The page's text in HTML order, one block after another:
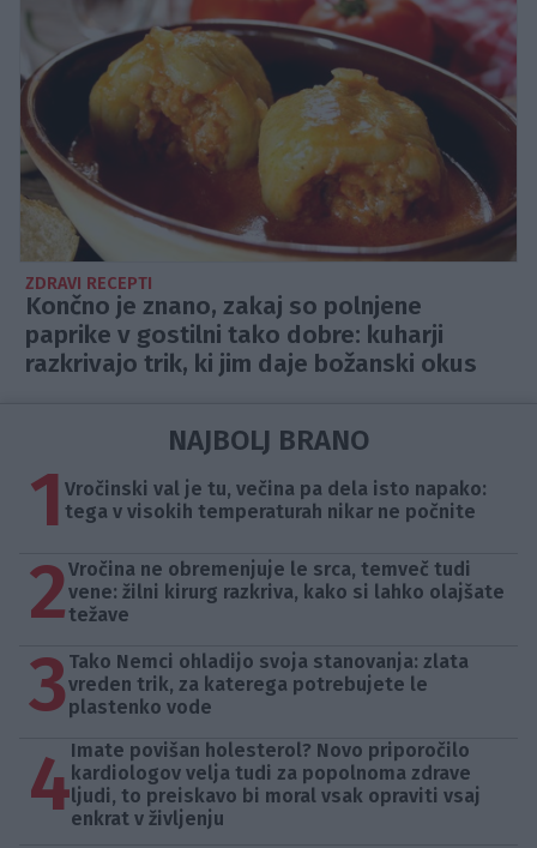
ZDRAVI RECEPTI
Končno je znano, zakaj so polnjene
paprike v gostilni tako dobre: kuharji
razkrivajo trik, ki jim daje božanski okus
NAJBOLJ BRANO
1 Vročinski val je tu, večina pa dela isto napako:
tega v visokih temperaturah nikar ne počnite
2Vročina ne obremenjuje le srca, temveč tudi
vene: žilni kirurg razkriva, kako si lahko olajšate
težave
3Tako Nemci ohladijo svoja stanovanja: zlata
vreden trik, za katerega potrebujete le
plastenko vode
4Imate povišan holesterol? Novo priporočilo
kardiologov velja tudi za popolnoma zdrave
ljudi, to preiskavo bi moral vsak opraviti vsaj
enkrat v življenju